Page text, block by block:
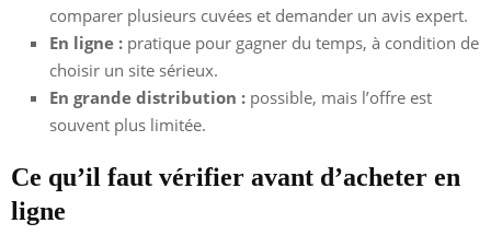
comparer plusieurs cuvées et demander un avis expert.
En ligne : pratique pour gagner du temps, à condition de
choisir un site sérieux.
En grande distribution : possible, mais l’offre est
souvent plus limitée.
Ce qu’il faut vérifier avant d’acheter en
ligne